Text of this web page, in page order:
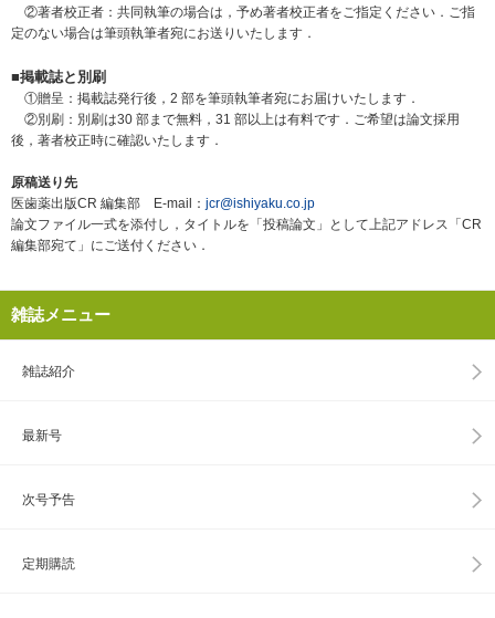
②著者校正者：共同執筆の場合は，予め著者校正者をご指定ください．ご指
定のない場合は筆頭執筆者宛にお送りいたします．
■掲載誌と別刷
①贈呈：掲載誌発行後，2 部を筆頭執筆者宛にお届けいたします．
②別刷：別刷は30 部まで無料，31 部以上は有料です．ご希望は論文採用
後，著者校正時に確認いたします．
原稿送り先
医歯薬出版CR 編集部 E-mail： jcr@ishiyaku.co.jp
論文ファイル一式を添付し，タイトルを「投稿論文」として上記アドレス「CR
編集部宛て」にご送付ください．
雑誌メニュー
雑誌紹介
最新号
次号予告
定期購読